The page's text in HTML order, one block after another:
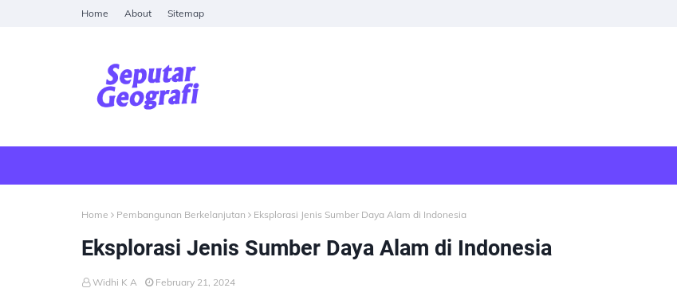
Home About Sitemap
Home Pembangunan Berkelanjutan Eksplorasi Jenis Sumber Daya Alam di Indonesia
Eksplorasi Jenis Sumber Daya Alam di Indonesia
Widhi K A February 21, 2024